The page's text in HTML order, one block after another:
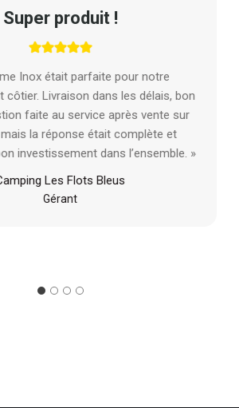
Super produit !
Inox était parfaite pour notre
côtier. Livraison dans les délais, bon
faite au service après vente sur
mais la réponse était complète et
investissement dans l’ensemble. »
Les Flots Bleus
Gérant